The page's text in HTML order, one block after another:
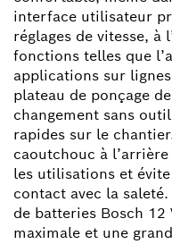
interface utilisateur
réglages de vitesse, à
fonctions telles que
applications sur
plateau de ponçage
changement sans
rapides sur le
caoutchouc à
les utilisations et
contact avec la
de batteries Bosch
maximale et une